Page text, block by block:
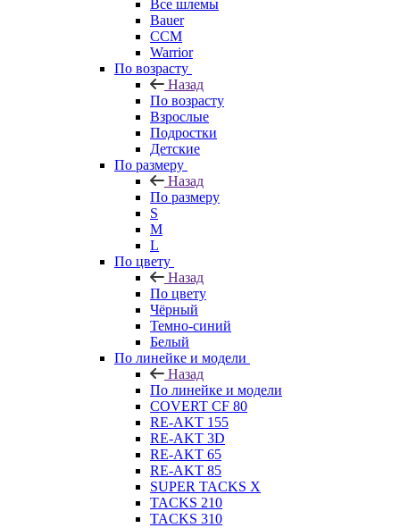
Все шлемы
Bauer
CCM
Warrior
По возрасту
Назад
По возрасту
Взрослые
Подростки
Детские
По размеру
Назад
По размеру
S
M
L
По цвету
Назад
По цвету
Чёрный
Темно-синий
Белый
По линейке и модели
Назад
По линейке и модели
COVERT CF 80
RE-AKT 155
RE-AKT 3D
RE-AKT 65
RE-AKT 85
SUPER TACKS X
TACKS 210
TACKS 310